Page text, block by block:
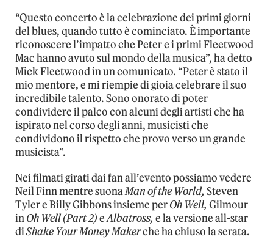
“Questo concerto è la celebrazione dei primi giorni
del blues, quando tutto è cominciato. È importante
riconoscere l’impatto che Peter e i primi Fleetwood
Mac hanno avuto sul mondo della musica”, ha detto
Mick Fleetwood in un comunicato. “Peter è stato il
mio mentore, e mi riempie di gioia celebrare il suo
incredibile talento. Sono onorato di poter
condividere il palco con alcuni degli artisti che ha
ispirato nel corso degli anni, musicisti che
condividono il rispetto che provo verso un grande
musicista”.
Nei filmati girati dai fan all’evento possiamo vedere
Neil Finn mentre suonaMan of the World, Steven
Tyler e Billy Gibbons insieme perOh Well, Gilmour
inOh Well (Part 2)eAlbatross, e la versione all-star
diShake Your Money Makerche ha chiuso la serata.